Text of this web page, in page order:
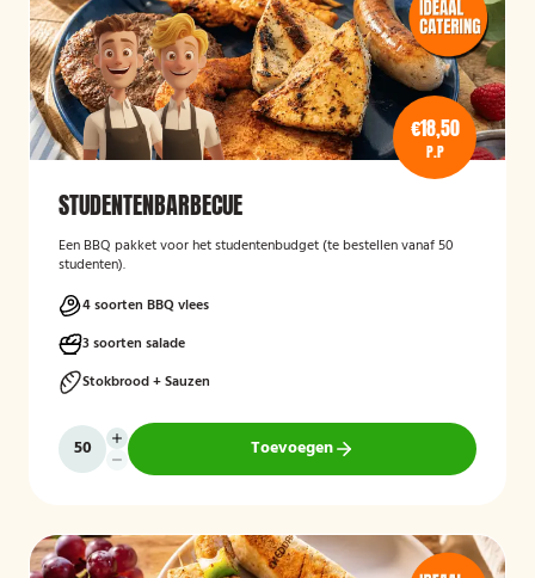
€18,50
P.P
STUDENTENBARBECUE
Een BBQ pakket voor het studentenbudget (te bestellen vanaf 50
studenten).
4 soorten BBQ vlees
3 soorten salade
Stokbrood + Sauzen
Toevoegen